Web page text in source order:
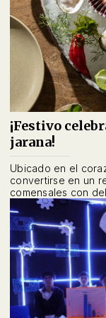
¡Festivo
jarana!
Ubicado en el
convertirse en un
comensales con
contemporáneos.